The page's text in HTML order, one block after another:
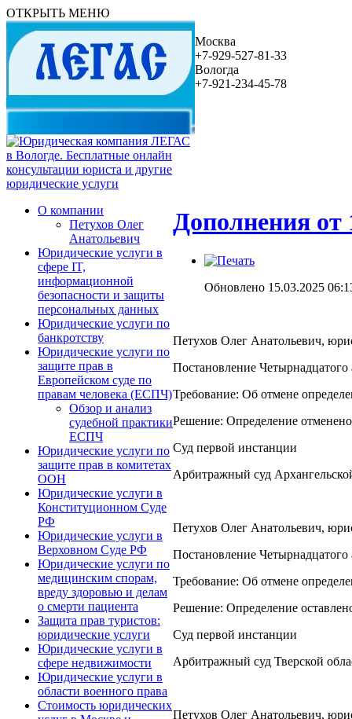
ОТКРЫТЬ МЕНЮ
Москва
+7-929-527-81-33
Вологда
+7-921-234-45-78
О компании
Петухов Олег
Анатольевич
Юридические услуги в
сфере IT,
информационной
безопасности и защиты
персональных данных
Юридические услуги по
банкротству
Юридические услуги по
защите прав в
Европейском суде по
правам человека (ЕСПЧ)
Обзор и анализ
судебной практики
ЕСПЧ
Юридические услуги по
защите прав в комитетах
ООН
Юридические услуги в
Конституционном Суде
РФ
Юридические услуги в
Верховном Суде РФ
Юридические услуги по
медицинским спорам,
вреду здоровью и делам
о смерти пациента
Защита прав туристов:
юридические услуги
Юридические услуги в
сфере недвижимости
Юридические услуги в
области военного права
Стоимость юридических
Дополнения от
Обновлено 15.03.2025
Петухов Олег Анатольевич,
Постановление
Требование: Об отмене
Решение: Определение
Суд первой инстанции
Арбитражный суд
Петухов Олег Анатольевич,
Постановление
Требование: Об отмене
Решение: Определение
Суд первой инстанции
Арбитражный суд Тверской
Петухов Олег Анатольевич,